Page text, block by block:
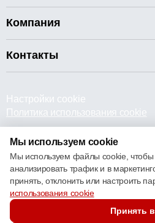
Компания
Контакты
Настройки cookie
Политика использования cookie
© 2013 – 2026
Мы используем cookie
Мы используем файлы cookie, чтобы
анализировать трафик и в
принять, отклонить или настроить
использования cookie
Принять